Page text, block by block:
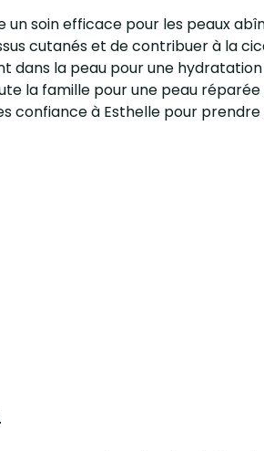
soin efficace pour les peaux
cutanés et de contribuer à la
la peau pour une
la famille pour une peau
confiance à Esthelle pour